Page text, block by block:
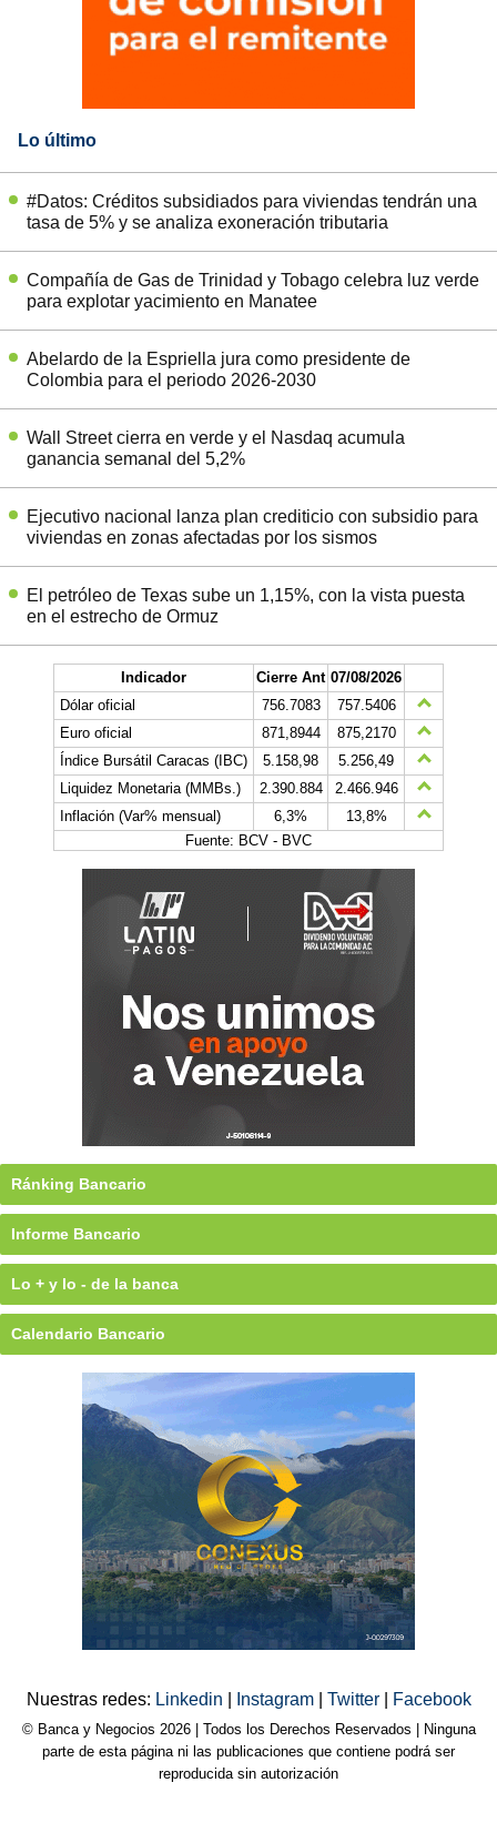
Lo último
#Datos: Créditos subsidiados para viviendas tendrán una
tasa de 5% y se analiza exoneración tributaria
Compañía de Gas de Trinidad y Tobago celebra luz verde
para explotar yacimiento en Manatee
Abelardo de la Espriella jura como presidente de
Colombia para el periodo 2026-2030
Wall Street cierra en verde y el Nasdaq acumula
ganancia semanal del 5,2%
Ejecutivo nacional lanza plan crediticio con subsidio para
viviendas en zonas afectadas por los sismos
El petróleo de Texas sube un 1,15%, con la vista puesta
en el estrecho de Ormuz
Indicador Cierre Ant 07/08/2026
Dólar oficial
756.7083
757.5406
Euro oficial
871,8944
875,2170
Índice Bursátil Caracas (IBC)
5.158,98
5.256,49
Liquidez Monetaria (MMBs.)
2.390.884
2.466.946
Inflación (Var% mensual)
6,3%
13,8%
Fuente: BCV - BVC
Ránking Bancario
Informe Bancario
Lo + y lo - de la banca
Calendario Bancario
Nuestras redes: Linkedin Instagram Twitter Facebook
© Banca y Negocios 2026 | Todos los Derechos Reservados | Ninguna
parte de esta página ni las publicaciones que contiene podrá ser
reproducida sin autorización